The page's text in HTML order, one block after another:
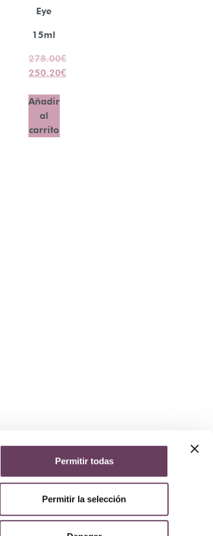
Permitir todas
Permitir la selección
Eye
15ml
278.00€
250.20€
Añadir
al
carrito
y reembolsos